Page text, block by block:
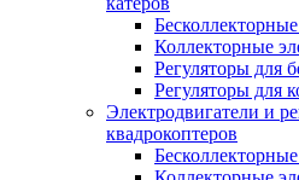
Коллекторные
Регуляторы для
Регуляторы для
Электродвигатели и
квадрокоптеров